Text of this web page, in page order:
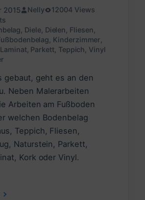
2015 Nelly
12004 Views
Diele, Dielen Fliesen
Kinderzimmer
Laminat, Parkett, Teppich Vinyl
gebaut, geht es an den
Neben Malerarbeiten
Arbeiten am Fußboden
welchen Bodenbelag
Teppich, Fliesen,
Naturstein, Parkett,
Kork oder Vinyl.